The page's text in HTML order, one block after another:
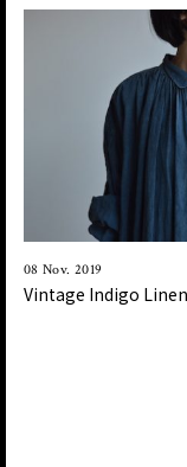
08 Nov. 2019
Vintage Indigo